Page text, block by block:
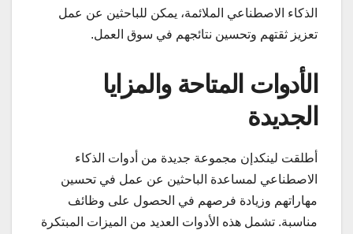
الذكاء الاصطناعي الملائمة، يمكن للباحثين عن عمل
تعزيز ثقتهم وتحسين نتائجهم في سوق العمل.
الأدوات المتاحة والمزايا
الجديدة
أطلقت لينكدإن مجموعة جديدة من أدوات الذكاء
الاصطناعي لمساعدة الباحثين عن عمل في تحسين
مهاراتهم وزيادة فرصهم في الحصول على وظائف
مناسبة. تشمل هذه الأدوات العديد من الميزات المبتكرة